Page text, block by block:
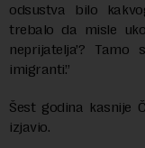
odsustva bilo
trebalo da misle
neprijatelja’?
imigranti.”
Šest godina kasnije
izjavio.